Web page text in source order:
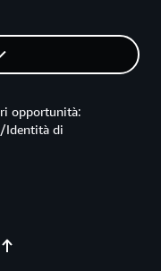
opportunità:
Identità di